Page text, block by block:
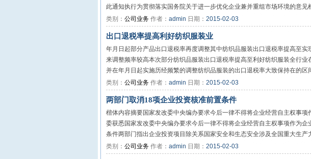
此通知执行为贯彻落实国务院关于进一步优化企业兼并重组市场环境的意见
类别： 公司业务 作者： admin 日期： 2015-02-03
出口退税率提高利好纺织服装业
年月日起部分产品出口退税率再度调整其中纺织品服装出口退税率提高至
来调整频率较高本次部分纺织品服装出口退税率提高至利好纺织服装全行
并在年月日起实施历经频繁的调整纺织品服装的出口退税率大致保持在的区
类别： 公司业务 作者： admin 日期： 2015-02-03
两部门取消18项企业投资核准前置条件
楷体内容摘要国家发改委中央编办要求今后一律不得将企业经营自主权事
委获悉国家发改委中央编办要求今后一律不得将企业经营自主权事项作为
条件两部门指出企业投资项目除关系国家安全和生态安全涉及全国重大生产
类别： 公司业务 作者： admin 日期： 2015-02-03